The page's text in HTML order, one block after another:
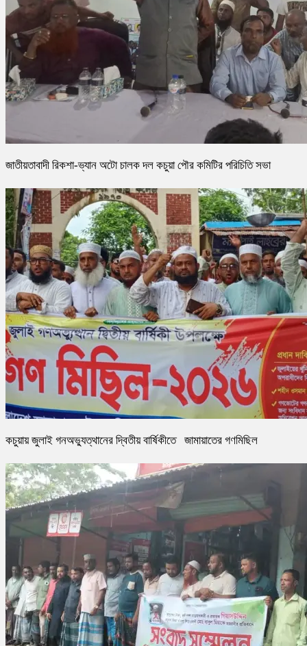
জাতীয়তাবাদী রিকশা-ভ্যান অটো চালক দল কচুয়া পৌর কমিটির পরিচিতি সভা
কচুয়ায় জুলাই গনঅভ্যুত্থানের দ্বিতীয় বার্ষিকীতে জামায়াতের গণমিছিল